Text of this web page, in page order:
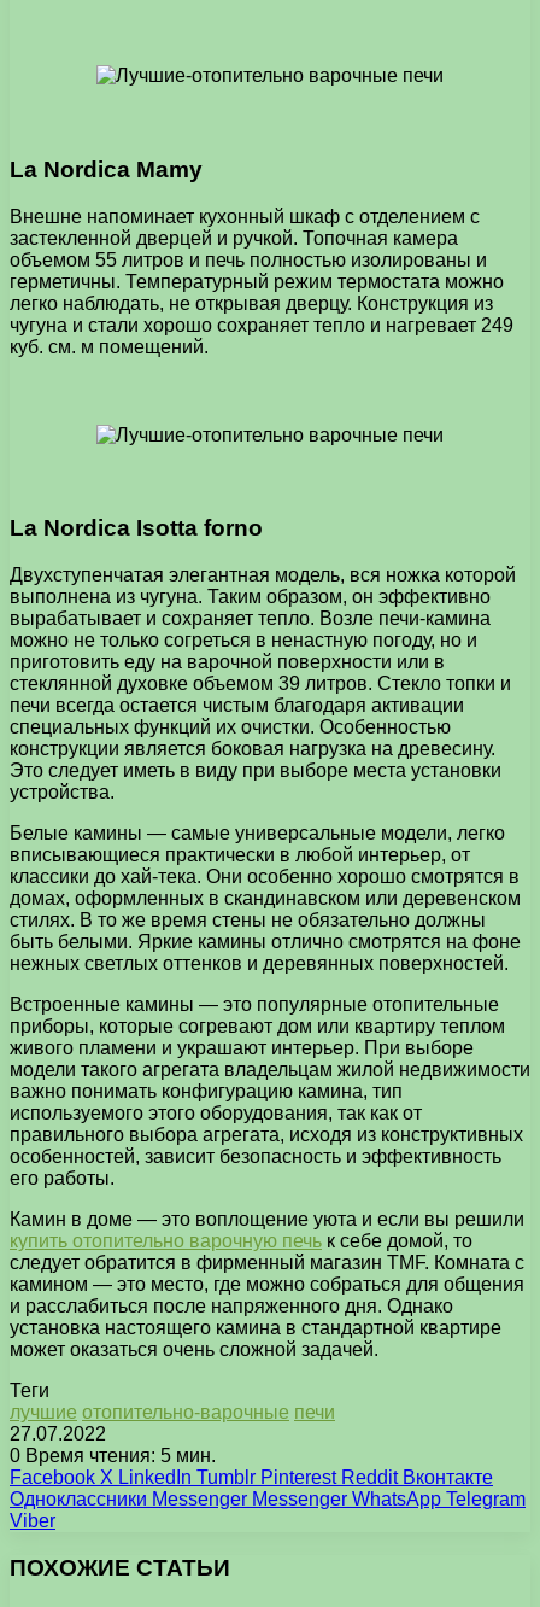
La Nordica Mamy
Внешне напоминает кухонный шкаф с отделением с
застекленной дверцей и ручкой. Топочная камера
объемом 55 литров и печь полностью изолированы и
герметичны. Температурный режим термостата можно
легко наблюдать, не открывая дверцу. Конструкция из
чугуна и стали хорошо сохраняет тепло и нагревает 249
куб. см. м помещений.
La Nordica Isotta forno
Двухступенчатая элегантная модель, вся ножка которой
выполнена из чугуна. Таким образом, он эффективно
вырабатывает и сохраняет тепло. Возле печи-камина
можно не только согреться в ненастную погоду, но и
приготовить еду на варочной поверхности или в
стеклянной духовке объемом 39 литров. Стекло топки и
печи всегда остается чистым благодаря активации
специальных функций их очистки. Особенностью
конструкции является боковая нагрузка на древесину.
Это следует иметь в виду при выборе места установки
устройства.
Белые камины — самые универсальные модели, легко
вписывающиеся практически в любой интерьер, от
классики до хай-тека. Они особенно хорошо смотрятся в
домах, оформленных в скандинавском или деревенском
стилях. В то же время стены не обязательно должны
быть белыми. Яркие камины отлично смотрятся на фоне
нежных светлых оттенков и деревянных поверхностей.
Встроенные камины — это популярные отопительные
приборы, которые согревают дом или квартиру теплом
живого пламени и украшают интерьер. При выборе
модели такого агрегата владельцам жилой недвижимости
важно понимать конфигурацию камина, тип
используемого этого оборудования, так как от
правильного выбора агрегата, исходя из конструктивных
особенностей, зависит безопасность и эффективность
его работы.
Камин в доме — это воплощение уюта и если вы решили
купить отопительно варочную печь к себе домой, то
следует обратится в фирменный магазин TMF. Комната с
камином — это место, где можно собраться для общения
и расслабиться после напряженного дня. Однако
установка настоящего камина в стандартной квартире
может оказаться очень сложной задачей.
Теги
лучшие отопительно-варочные печи
27.07.2022
0 Время чтения: 5 мин.
Facebook X LinkedIn Tumblr Pinterest Reddit Вконтакте
Одноклассники Messenger Messenger WhatsApp Telegram
Viber
ПОХОЖИЕ СТАТЬИ